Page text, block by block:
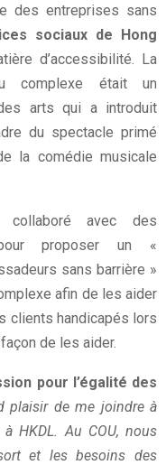
des entreprises sans
sociaux de Hong
d’accessibilité. La
complexe était un
arts qui a introduit
du spectacle primé
la comédie musicale
avec des
pour proposer un «
sans barrière »
afin de les aider
clients handicapés lors
de les aider.
pour l’égalité des
plaisir de me joindre à
HKDL. Au COU, nous
et les besoins des